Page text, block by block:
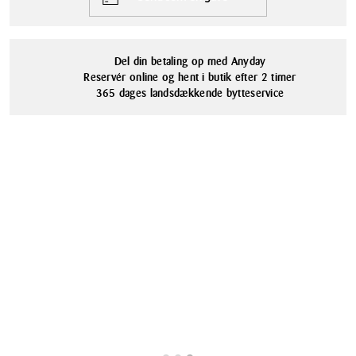
Del din betaling op med Anyday
Reservér online og hent i butik efter 2 timer
365 dages landsdækkende bytteservice